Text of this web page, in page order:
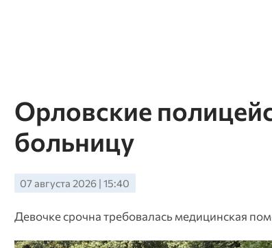
Орловские
больницу
07 августа 2026 | 15:40
Девочке срочна требовалась медицинская